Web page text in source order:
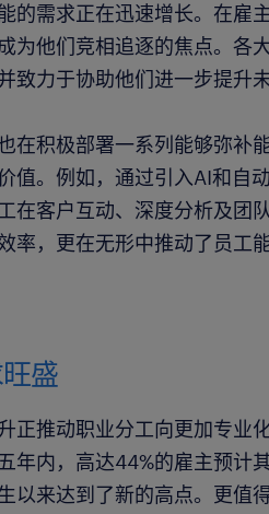
的需求正在迅速增长。在雇
为他们竞相追逐的焦点。各
致力于协助他们进一步提升
在积极部署一系列能够弥补
值。例如，通过引入AI和自
在客户互动、深度分析及团
率，更在无形中推动了员工
盛
正推动职业分工向更加专业
年内，高达44%的雇主预
以来达到了新的高点。更值